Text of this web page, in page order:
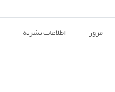
مرور اطلاعات نشریه